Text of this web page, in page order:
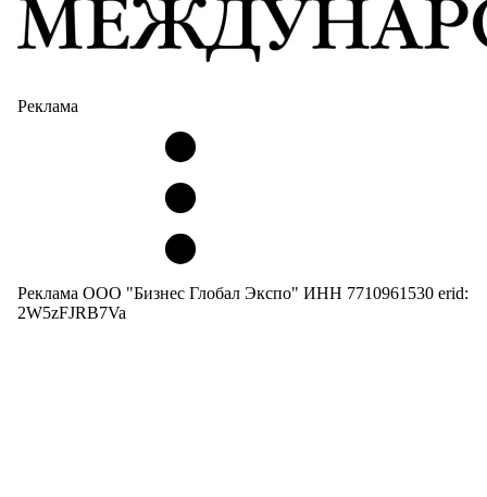
Реклама
Реклама ООО "Бизнес Глобал Экспо" ИНН 7710961530 erid:
2W5zFJRB7Va